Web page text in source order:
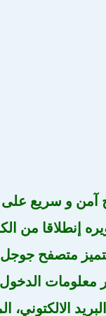
و سريع على
إنطلاقا من
متصفح
معلومات
الالكتوني،